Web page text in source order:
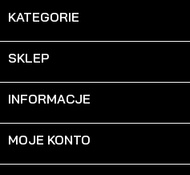
KATEGORIE
SKLEP
INFORMACJE
MOJE KONTO